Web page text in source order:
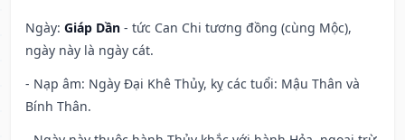
Ngày: Giáp Dần - tức Can Chi tương đồng (cùng Mộc),
ngày này là ngày cát.
- Nạp âm: Ngày Đại Khê Thủy, kỵ các tuổi: Mậu Thân và
Bính Thân.